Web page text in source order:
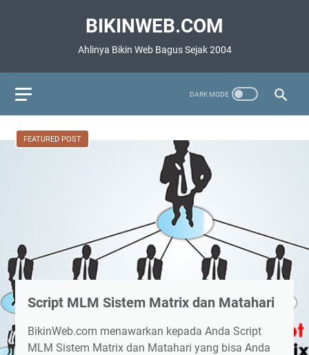
BIKINWEB.COM
Ahlinya Bikin Web Bagus Sejak 2004
FEATURED POST
Script MLM Sistem Matrix dan Matahari
BikinWeb.com menawarkan kepada Anda Script
MLM Sistem Matrix dan Matahari yang bisa Anda